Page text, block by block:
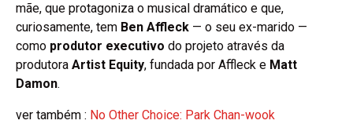
mãe, que protagoniza o musical dramático e que,
curiosamente, tem Ben Affleck — o seu ex-marido —
como produtor executivo do projeto através da
produtora Artist Equity, fundada por Affleck e Matt
Damon.
ver também : No Other Choice: Park Chan-wook